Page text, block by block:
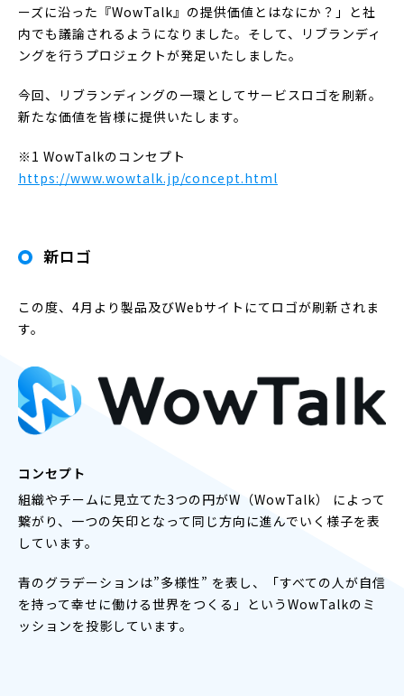
ーズに沿った『WowTalk』の提供価値とはなにか？」と社
内でも議論されるようになりました。そして、リブランディ
ングを行うプロジェクトが発足いたしました。
今回、リブランディングの一環としてサービスロゴを刷新。
新たな価値を皆様に提供いたします。
※1 WowTalkのコンセプト
https://www.wowtalk.jp/concept.html
新ロゴ
この度、4月より製品及びWebサイトにてロゴが刷新されま
す。
コンセプト
組織やチームに見立てた3つの円がW（WowTalk） によって
繋がり、一つの矢印となって同じ方向に進んでいく様子を表
しています。
青のグラデーションは”多様性” を表し、「すべての人が自信
を持って幸せに働ける世界をつくる」というWowTalkのミ
ッションを投影しています。